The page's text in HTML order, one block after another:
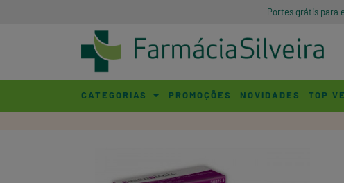
Portes grátis para
CATEGORIAS PROMOÇÕES NOVIDADES TOP